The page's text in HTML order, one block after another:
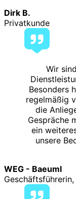
Dirk B.
Privatkunde
Wir
Besonders
regelmäßig
die
Gespräche
ein
unsere
WEG - Baeuml